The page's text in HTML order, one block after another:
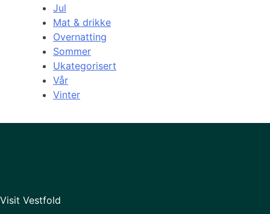
Jul
Mat & drikke
Overnatting
Sommer
Ukategorisert
Vår
Vinter
Visit Vestfold